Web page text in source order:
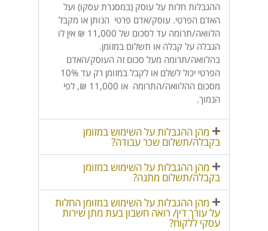
ההגבלות חלות על עוסק (במסגרת עסקו) ועל
האדם הפרטי. עוסק/אדם פרטי הנותן או מקבל
הלוואה/תרומה עד לסכום של 11,000 ₪ אין לו
הגבלה על קבלה או תשלום במזומן.
בהלוואה/תרומה מעל סכום זה העוסק/האדם
הפרטי יכול לשלם או לקבל במזומן רק עד 10%
מסכום ההלוואה/התרומה או 11,000 ₪, לפי
הנמוך.
מהן ההגבלות על השימוש במזומן
בקבלה/תשלום שכר עבודה?
מהן ההגבלות על השימוש במזומן
בקבלה/תשלום מתנה?
מהן ההגבלות על השימוש במזומן החלות
על עורך דין/ רואה חשבון בעת מתן שירות
עסקי ללקוח?